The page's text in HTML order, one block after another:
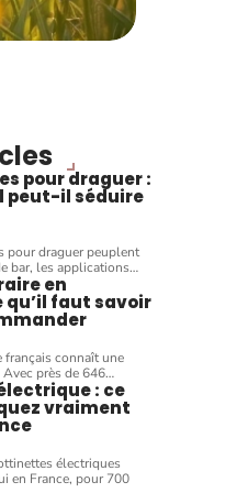
pour draguer :
peut-il séduire
pour draguer peuplent
bar, les applications…
en
qu’il faut savoir
français connaît une
près de 646…
: ce
vraiment
électriques
en France, pour 700